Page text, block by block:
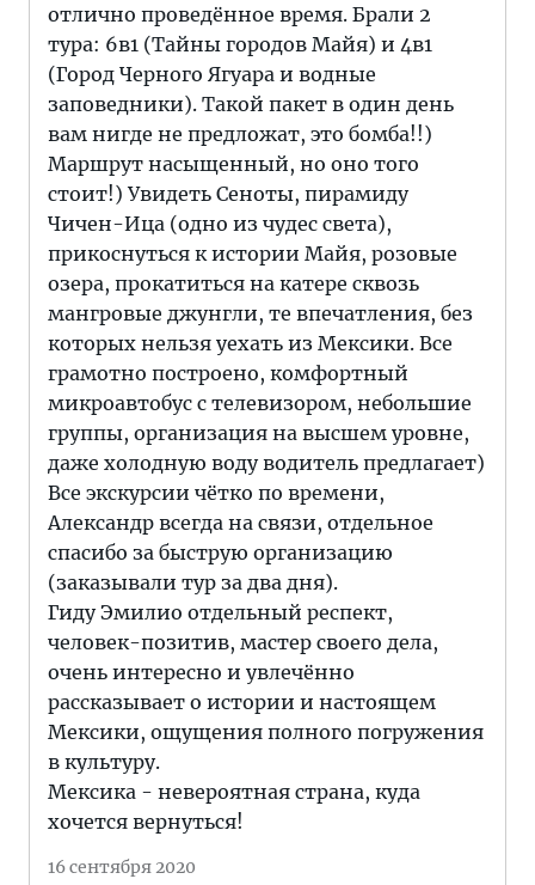
отлично проведённое время. Брали 2
тура: 6в1 (Тайны городов Майя) и 4в1
(Город Черного Ягуара и водные
заповедники). Такой пакет в один день
вам нигде не предложат, это бомба!!)
Маршрут насыщенный, но оно того
стоит!) Увидеть Сеноты, пирамиду
Чичен-Ица (одно из чудес света),
прикоснуться к истории Майя, розовые
озера, прокатиться на катере сквозь
мангровые джунгли, те впечатления, без
которых нельзя уехать из Мексики. Все
грамотно построено, комфортный
микроавтобус с телевизором, небольшие
группы, организация на высшем уровне,
даже холодную воду водитель предлагает)
Все экскурсии чётко по времени,
Александр всегда на связи, отдельное
спасибо за быструю организацию
(заказывали тур за два дня).
Гиду Эмилио отдельный респект,
человек-позитив, мастер своего дела,
очень интересно и увлечённо
рассказывает о истории и настоящем
Мексики, ощущения полного погружения
в культуру.
Мексика - невероятная страна, куда
хочется вернуться!
16 сентября 2020